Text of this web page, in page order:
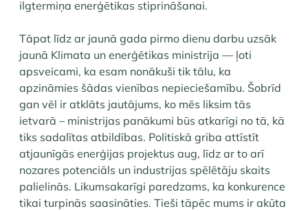
ilgtermiņa enerģētikas stiprināšanai.
Tāpat līdz ar jaunā gada pirmo dienu darbu uzsāk
jaunā Klimata un enerģētikas ministrija — ļoti
apsveicami, ka esam nonākuši tik tālu, ka
apzināmies šādas vienības nepieciešamību. Šobrīd
gan vēl ir atklāts jautājums, ko mēs liksim tās
ietvarā – ministrijas panākumi būs atkarīgi no tā, kā
tiks sadalītas atbildības. Politiskā griba attīstīt
atjaunīgās enerģijas projektus aug, līdz ar to arī
nozares potenciāls un industrijas spēlētāju skaits
palielinās. Likumsakarīgi paredzams, ka konkurence
tikai turpinās saasināties. Tieši tāpēc mums ir akūta